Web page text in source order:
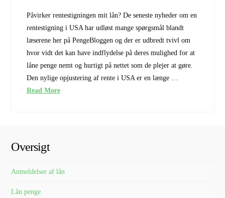
Påvirker rentestigningen mit lån? De seneste nyheder om en
rentestigning i USA har udløst mange spørgsmål blandt
læserene her på PengeBloggen og der er udbredt tvivl om
hvor vidt det kan have indflydelse på deres mulighed for at
låne penge nemt og hurtigt på nettet som de plejer at gøre.
Den nylige opjustering af rente i USA er en længe …
Read More
Oversigt
Anmeldelser af lån
Lån penge